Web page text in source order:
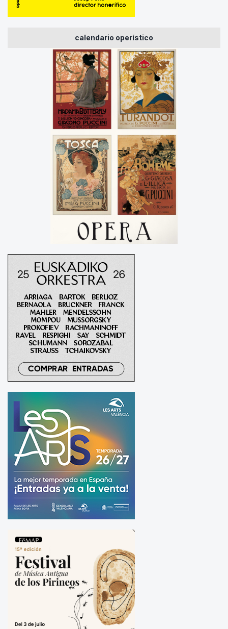
calendario operístico